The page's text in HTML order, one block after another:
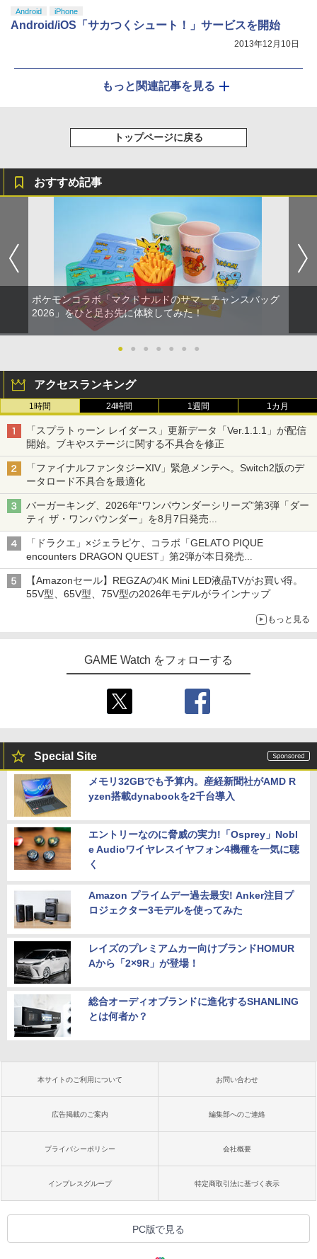
Android iPhone
Android/iOS「サカつくシュート！」サービスを開始
2013年12月10日
もっと関連記事を見る
トップページに戻る
おすすめ記事
ポケモンコラボ「マクドナルドのサマーチャンスバッグ
2026」をひと足お先に体験してみた！
● ● ● ● ● ● ●
アクセスランキング
1時間 24時間 1週間 1カ月
「スプラトゥーン レイダース」更新データ「Ver.1.1.1」が配信
開始。ブキやステージに関する不具合を修正
「ファイナルファンタジーXIV」緊急メンテへ。Switch2版のデ
ータロード不具合を最適化
バーガーキング、2026年“ワンパウンダーシリーズ”第3弾「ダー
ティ ザ・ワンパウンダー」を8月7日発売
「特製ガーリックマヨソース」を使用した超大型チーズバーガー
「ドラクエ」×ジェラピケ、コラボ「GELATO PIQUE
encounters DRAGON QUEST」第2弾が本日発売
アイスカップに入ったスライムやわたぼう、ベビーサタンなどが
オリジナルアートで登場
【Amazonセール】REGZAの4K Mini LED液晶TVがお買い得。
55V型、65V型、75V型の2026年モデルがラインナップ
もっと見る
GAME Watch をフォローする
Special Site
メモリ32GBでも予算内。産経新聞社がAMD R
yzen搭載dynabookを2千台導入
エントリーなのに脅威の実力!「Osprey」Nobl
e Audioワイヤレスイヤフォン4機種を一気に聴
く
Amazon プライムデー過去最安! Anker注目プ
ロジェクター3モデルを使ってみた
レイズのプレミアムカー向けブランドHOMUR
Aから「2×9R」が登場！
総合オーディオブランドに進化するSHANLING
とは何者か？
本サイトのご利用について お問い合わせ
広告掲載のご案内 編集部へのご連絡
プライバシーポリシー 会社概要
インプレスグループ 特定商取引法に基づく表示
PC版で見る